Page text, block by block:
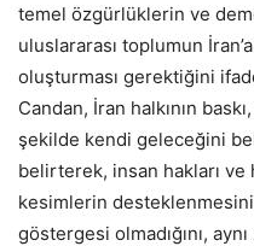
temel özgürlüklerin ve
uluslararası toplumun
oluşturması gerektiğini
Candan, İran halkının
şekilde kendi geleceğini
belirterek, insan hakları
kesimlerin
göstergesi olmadığını,